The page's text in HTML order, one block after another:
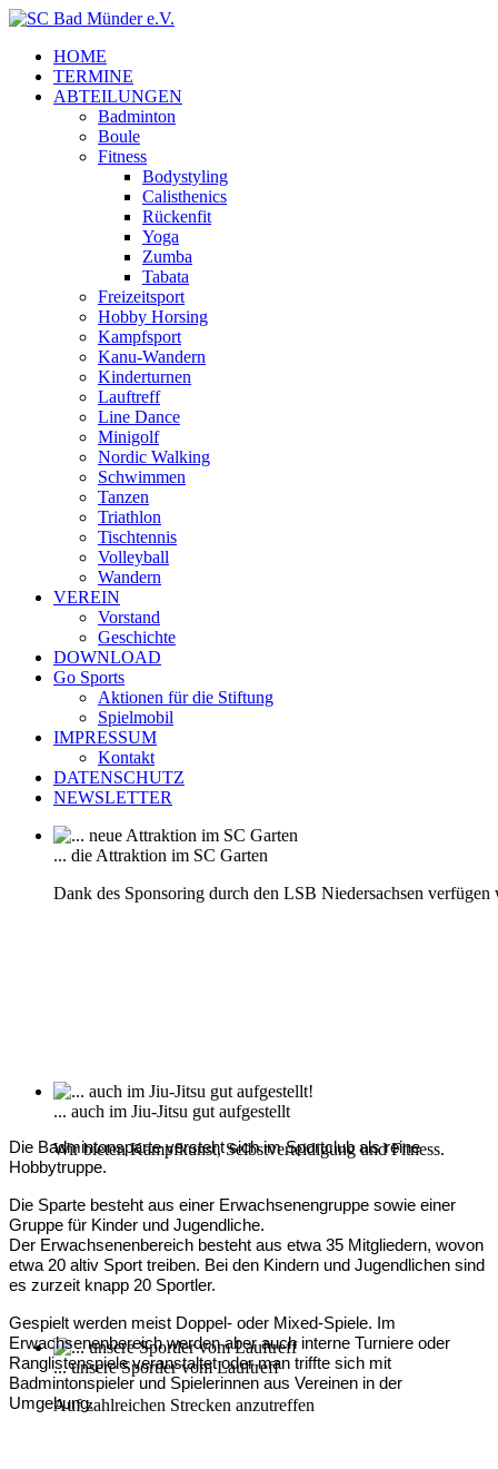
HOME
TERMINE
ABTEILUNGEN
Badminton
Boule
Fitness
Bodystyling
Calisthenics
Rückenfit
Yoga
Zumba
Tabata
Freizeitsport
Hobby Horsing
Kampfsport
Kanu-Wandern
Kinderturnen
Lauftreff
Line Dance
Minigolf
Nordic Walking
Schwimmen
Tanzen
Triathlon
Tischtennis
Volleyball
Wandern
VEREIN
Vorstand
Geschichte
DOWNLOAD
Go Sports
Aktionen für die Stiftung
Spielmobil
IMPRESSUM
Kontakt
DATENSCHUTZ
NEWSLETTER
... die Attraktion im SC Garten
Dank des Sponsoring durch den LSB Niedersachsen
... auch im Jiu-Jitsu gut aufgestellt
Wir bieten Kampfkunst, Selbstverteidigung und Fitness.
... unsere Sportler vom Lauftreff
Auf zahlreichen Strecken anzutreffen
Die Badmintonsparte versteht sich im Sportclub als reine
Hobbytruppe.
Die Sparte besteht aus einer Erwachsenengruppe sowie einer
Gruppe für Kinder und Jugendliche.
Der Erwachsenenbereich besteht aus etwa 35 Mitgliedern, wovon
etwa 20 altiv Sport treiben. Bei den Kindern und Jugendlichen sind
es zurzeit knapp 20 Sportler.
Gespielt werden meist Doppel- oder Mixed-Spiele. Im
Erwachsenenbereich werden aber auch interne Turniere oder
Ranglistenspiele veranstaltet oder man triffte sich mit
Badmintonspieler und Spielerinnen aus Vereinen in der
Umgebung.